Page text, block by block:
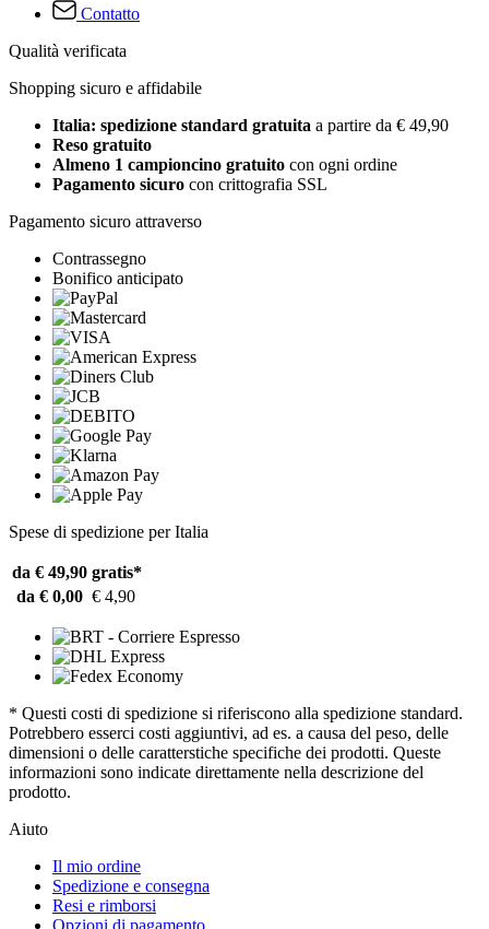
Contatto
Qualità verificata
Shopping sicuro e affidabile
Italia: spedizione standard gratuita a partire da € 49,90
Reso gratuito
Almeno 1 campioncino gratuito con ogni ordine
Pagamento sicuro con crittografia SSL
Pagamento sicuro attraverso
Contrassegno
Bonifico anticipato
Spese di spedizione per Italia
da € 49,90 gratis*
da € 0,00 € 4,90
* Questi costi di spedizione si riferiscono alla spedizione standard.
Potrebbero esserci costi aggiuntivi, ad es. a causa del peso, delle
dimensioni o delle caratterstiche specifiche dei prodotti. Queste
informazioni sono indicate direttamente nella descrizione del
prodotto.
Aiuto
Il mio ordine
Spedizione e consegna
Resi e rimborsi
Opzioni di pagamento